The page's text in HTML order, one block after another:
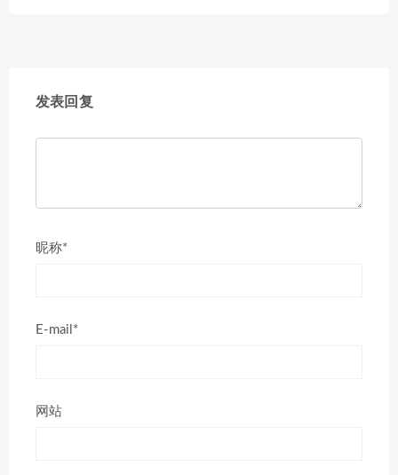
发表回复
昵称*
E-mail*
网站